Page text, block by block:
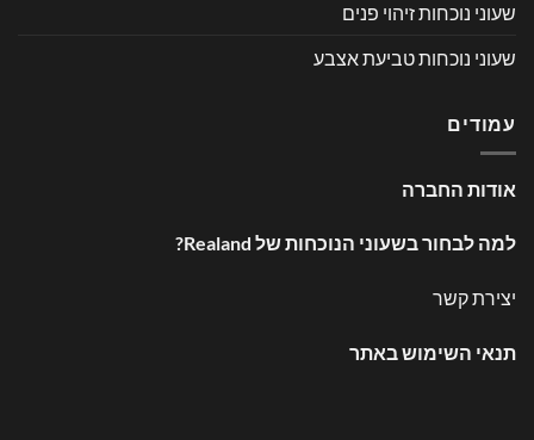
שעוני נוכחות זיהוי פנים
שעוני נוכחות טביעת אצבע
עמודים
אודות החברה
למה לבחור בשעוני הנוכחות של Realand?
יצירת קשר
תנאי השימוש באתר